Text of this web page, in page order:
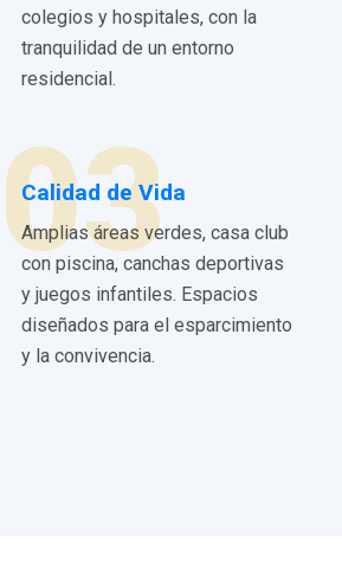
colegios y hospitales, con la
tranquilidad de un entorno
residencial.
03
Calidad de Vida
Amplias áreas verdes, casa club
con piscina, canchas deportivas
y juegos infantiles. Espacios
diseñados para el esparcimiento
y la convivencia.